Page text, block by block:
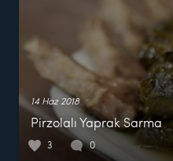
14 Haz 2018
Pirzolalı Yaprak Sarma
3 0